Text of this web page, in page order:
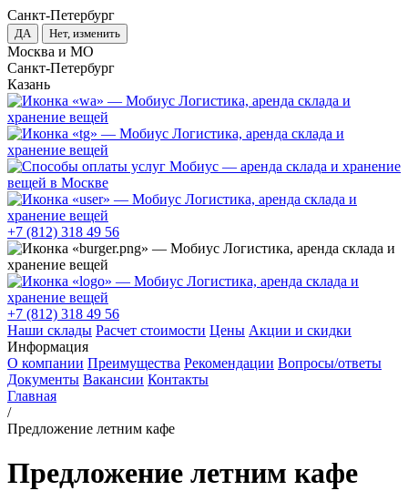
Санкт-Петербург
ДА Нет, изменить
Москва и МО
Санкт-Петербург
Казань
+7 (812) 318 49 56
+7 (812) 318 49 56
Наши склады Расчет стоимости Цены Акции и скидки
Информация
О компании Преимущества Рекомендации Вопросы/ответы
Документы Вакансии Контакты
Главная
/
Предложение летним кафе
Предложение летним кафе